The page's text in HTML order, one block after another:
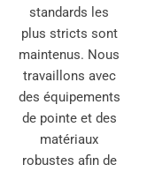
standards les
plus stricts sont
maintenus. Nous
travaillons avec
des équipements
de pointe et des
matériaux
robustes afin de